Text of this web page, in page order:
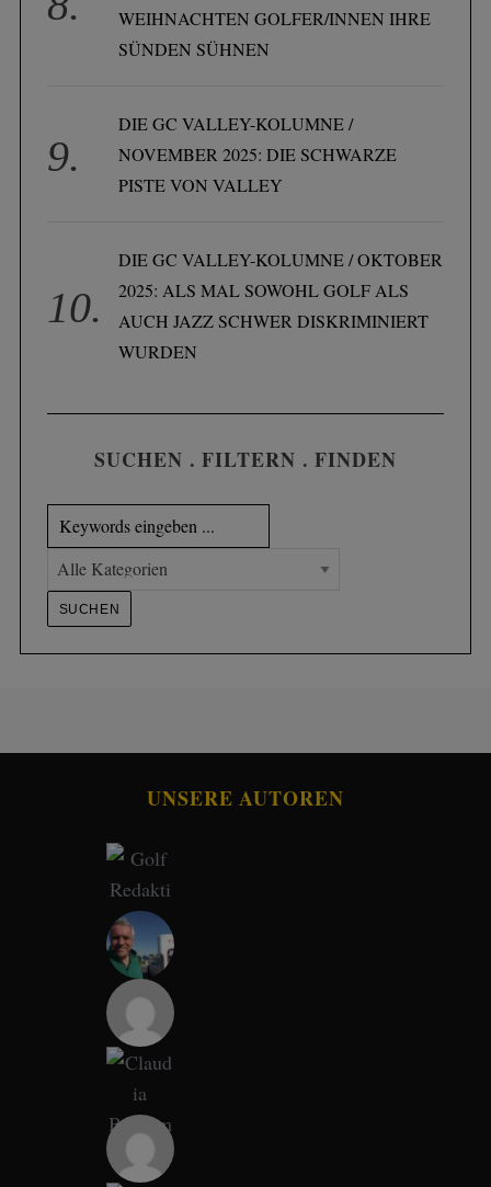
WEIHNACHTEN GOLFER/INNEN IHRE
SÜNDEN SÜHNEN
DIE GC VALLEY-KOLUMNE /
NOVEMBER 2025: DIE SCHWARZE
PISTE VON VALLEY
DIE GC VALLEY-KOLUMNE / OKTOBER
2025: ALS MAL SOWOHL GOLF ALS
AUCH JAZZ SCHWER DISKRIMINIERT
WURDEN
SUCHEN . FILTERN . FINDEN
UNSERE AUTOREN